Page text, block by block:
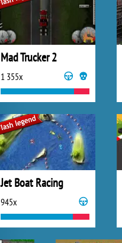
Mad Trucker 2
1 355x
Jet Boat Racing
945x